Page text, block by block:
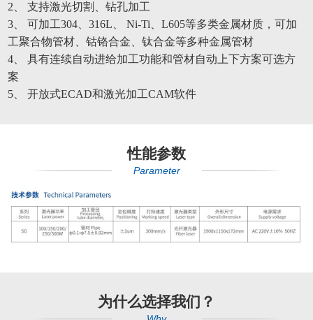
2 、 支持激光切割、钻孔加工
3 、 可加工304、316L、 Ni-Ti、L605等多类金属材质，可加
工聚合物管材、钴铬合金、钛合金等多种金属管材
4 、 具有连续自动进给加工功能和管材自动上下方案可选方
案
5 、 开放式ECAD和激光加工CAM软件
性能参数
Parameter
为什么选择我们？